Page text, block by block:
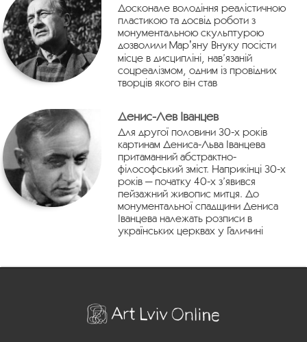
Досконале володіння реалістичною
пластикою та досвід роботи з
монументальною скульптурою
дозволили Марʼяну Внуку посісти
місце в дисципліні, нав’язаній
соцреалізмом, одним із провідних
творців якого він став
Денис-Лев Іванцев
Для другої половини 30-х років
картинам Дениса-Льва Іванцева
притаманний абстрактно-
філософський зміст. Наприкінці 30-х
років — початку 40-х з’явився
пейзажний живопис митця. До
монументальної спадщини Дениса
Іванцева належать розписи в
українських церквах у Галичині